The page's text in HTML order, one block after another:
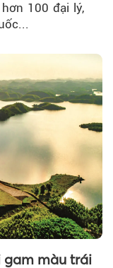
100 đại lý,
gam màu trái